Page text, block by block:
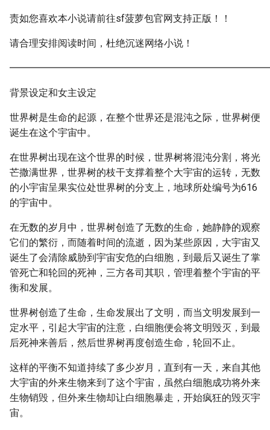
责如您喜欢本小说请前往sf菠萝包官网支持正版！！
请合理安排阅读时间，杜绝沉迷网络小说！
背景设定和女主设定
世界树是生命的起源，在整个世界还是混沌之际，世界树便
诞生在这个宇宙中。
在世界树出现在这个世界的时候，世界树将混沌分割，将光
芒撒满世界，世界树的枝干支撑着整个大宇宙的运转，无数
的小宇宙呈果实位处世界树的分支上，地球所处编号为616
的宇宙中。
在无数的岁月中，世界树创造了无数的生命，她静静的观察
它们的繁衍，而随着时间的流逝，因为某些原因，大宇宙又
诞生了会清除威胁到宇宙安危的白细胞，到最后又诞生了掌
管死亡和轮回的死神，三方各司其职，管理着整个宇宙的平
衡和发展。
世界树创造了生命，生命发展出了文明，而当文明发展到一
定水平，引起大宇宙的注意，白细胞便会将文明毁灭，到最
后死神来善后，然后世界树再度创造生命，轮回不止。
这样的平衡不知道持续了多少岁月，直到有一天，来自其他
大宇宙的外来生物来到了这个宇宙，虽然白细胞成功将外来
生物销毁，但外来生物却让白细胞暴走，开始疯狂的毁灭宇
宙。